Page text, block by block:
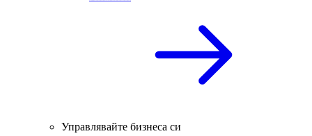
Управлявайте бизнеса си